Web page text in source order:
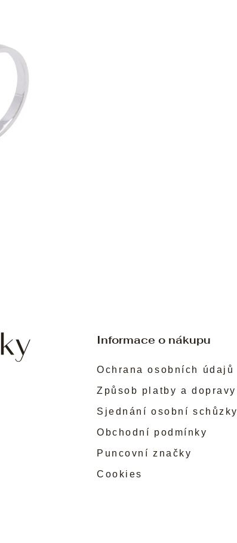
Informace o nákupu
Ochrana osobních údajů
Způsob platby a dopravy
Sjednání osobní schůzky
Obchodní podmínky
Puncovní značky
Cookies